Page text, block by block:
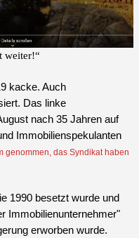
weiter!“
kacke. Auch
Das linke
nach 35 Jahren auf
Immobilienspekulanten
genommen, das Syndikat haben
1990 besetzt wurde und
Immobilienunternehmer"
erworben wurde.